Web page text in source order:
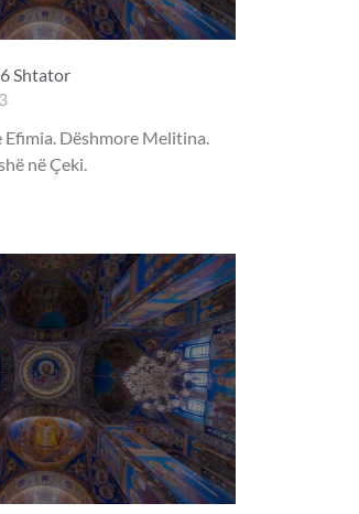
Shtator
Efimia. Dëshmore Melitina.
në Çeki.